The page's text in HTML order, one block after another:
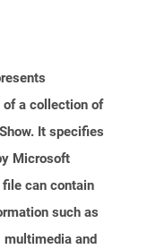
a collection of
It specifies
Microsoft
can contain
such as
and